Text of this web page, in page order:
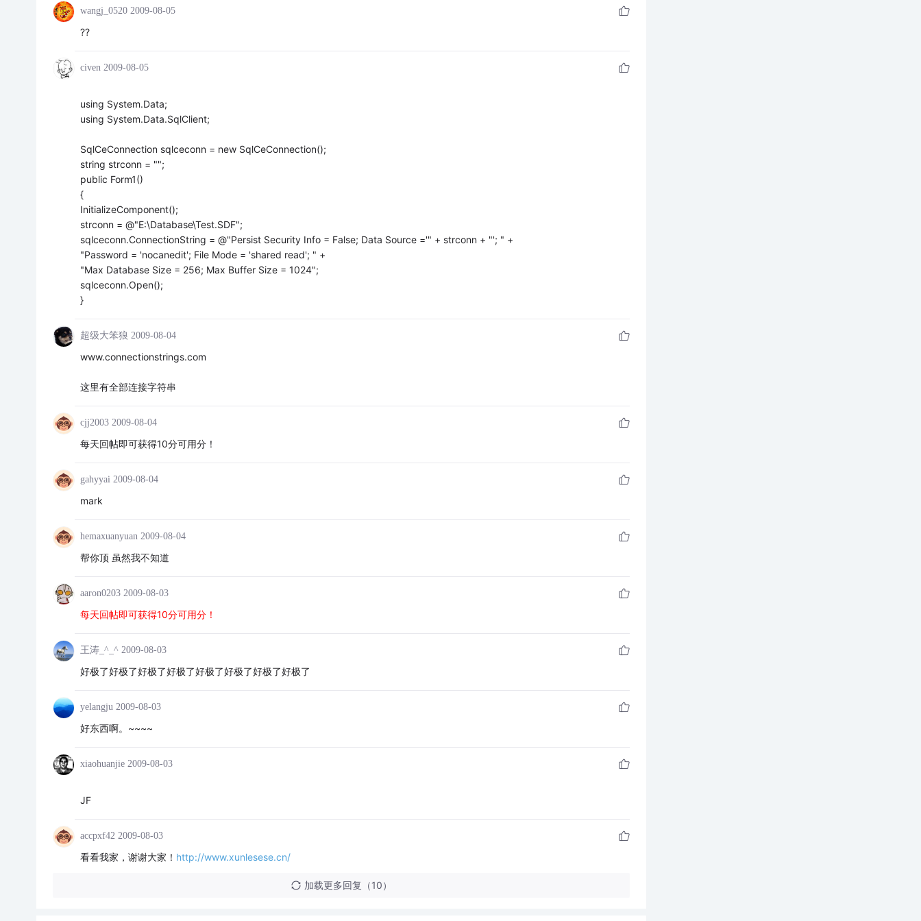
wangj_0520 2009-08-05
??
civen 2009-08-05
using System.Data;
using System.Data.SqlClient;
SqlCeConnection sqlceconn = new SqlCeConnection();
string strconn = "";
public Form1()
{
InitializeComponent();
strconn = @"E:\Database\Test.SDF";
sqlceconn.ConnectionString = @"Persist Security Info = False; Data Source ='" + strconn + "'; " +
"Password = 'nocanedit'; File Mode = 'shared read'; " +
"Max Database Size = 256; Max Buffer Size = 1024";
sqlceconn.Open();
}
超级大笨狼 2009-08-04
www.connectionstrings.com
这里有全部连接字符串
cjj2003 2009-08-04
每天回帖即可获得10分可用分！
gahyyai 2009-08-04
mark
hemaxuanyuan 2009-08-04
帮你顶 虽然我不知道
aaron0203 2009-08-03
每天回帖即可获得10分可用分！
王涛_^_^ 2009-08-03
好极了好极了好极了好极了好极了好极了好极了好极了
yelangju 2009-08-03
好东西啊。~~~~
xiaohuanjie 2009-08-03
JF
accpxf42 2009-08-03
看看我家，谢谢大家！ http://www.xunlesese.cn/
加载更多回复（10）